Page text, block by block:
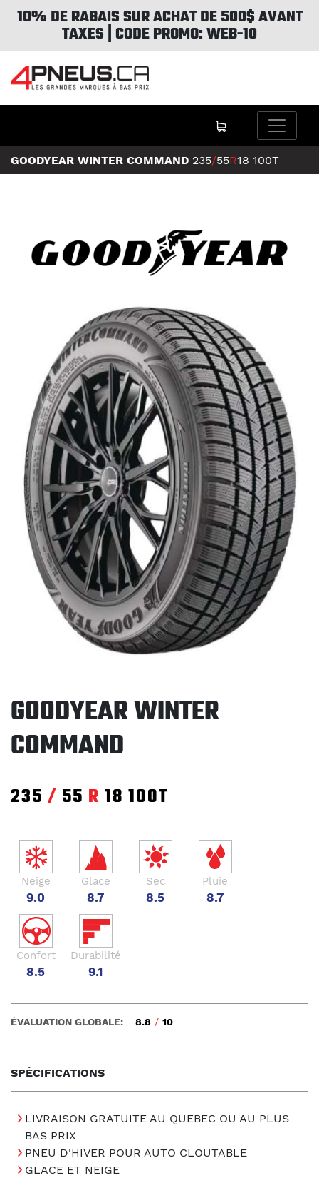
10% DE RABAIS SUR ACHAT DE 500$ AVANT
TAXES | CODE PROMO: WEB-10
GOODYEAR WINTER COMMAND 235/55R18 100T
GOODYEAR WINTER
COMMAND
235 / 55 R 18 100T
Neige
9.0
Glace
8.7
Sec
8.5
Pluie
8.7
Confort
8.5
Durabilité
9.1
SPÉCIFICATIONS
ÉVALUATION GLOBALE: 8.8 / 10
LIVRAISON GRATUITE AU QUEBEC OU AU PLUS
BAS PRIX
PNEU D'HIVER POUR AUTO CLOUTABLE
GLACE ET NEIGE